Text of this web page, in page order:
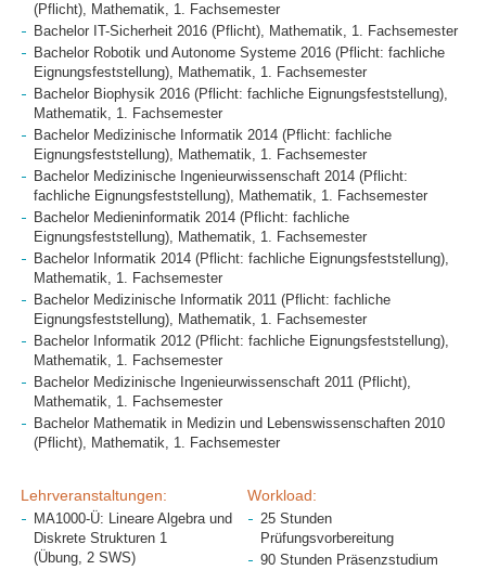
(Pflicht), Mathematik, 1. Fachsemester
Bachelor IT-Sicherheit 2016 (Pflicht), Mathematik, 1. Fachsemester
Bachelor Robotik und Autonome Systeme 2016 (Pflicht: fachliche
Eignungsfeststellung), Mathematik, 1. Fachsemester
Bachelor Biophysik 2016 (Pflicht: fachliche Eignungsfeststellung),
Mathematik, 1. Fachsemester
Bachelor Medizinische Informatik 2014 (Pflicht: fachliche
Eignungsfeststellung), Mathematik, 1. Fachsemester
Bachelor Medizinische Ingenieurwissenschaft 2014 (Pflicht:
fachliche Eignungsfeststellung), Mathematik, 1. Fachsemester
Bachelor Medieninformatik 2014 (Pflicht: fachliche
Eignungsfeststellung), Mathematik, 1. Fachsemester
Bachelor Informatik 2014 (Pflicht: fachliche Eignungsfeststellung),
Mathematik, 1. Fachsemester
Bachelor Medizinische Informatik 2011 (Pflicht: fachliche
Eignungsfeststellung), Mathematik, 1. Fachsemester
Bachelor Informatik 2012 (Pflicht: fachliche Eignungsfeststellung),
Mathematik, 1. Fachsemester
Bachelor Medizinische Ingenieurwissenschaft 2011 (Pflicht),
Mathematik, 1. Fachsemester
Bachelor Mathematik in Medizin und Lebenswissenschaften 2010
(Pflicht), Mathematik, 1. Fachsemester
Lehrveranstaltungen:
MA1000-Ü: Lineare Algebra und
Diskrete Strukturen 1
(Übung, 2 SWS)
Workload:
25 Stunden
Prüfungsvorbereitung
90 Stunden Präsenzstudium